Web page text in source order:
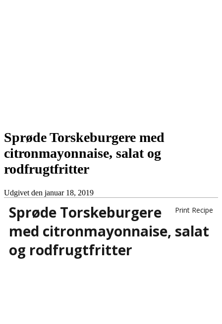
Sprøde Torskeburgere med
citronmayonnaise, salat og
rodfrugtfritter
Udgivet den januar 18, 2019
Print Recipe
Sprøde Torskeburgere
med citronmayonnaise, salat
og rodfrugtfritter